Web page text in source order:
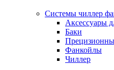
Системы чиллер
Аксессуары
Баки
Фанкойлы
Чиллер